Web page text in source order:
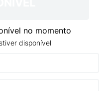
no momento
disponível